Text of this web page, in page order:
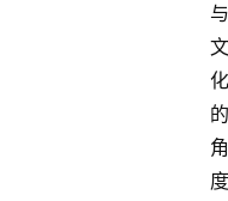
与
文
化
的
角
度